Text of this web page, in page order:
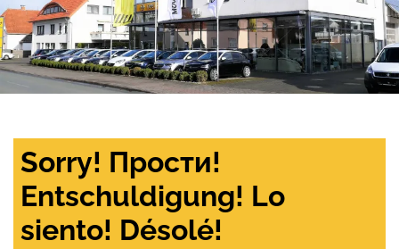
Sorry! Прости!
Entschuldigung! Lo
siento! Désolé!